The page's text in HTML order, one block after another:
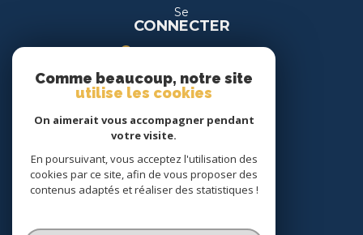
Se
CONNECTER
espace location
Nous
SUIVRE
Comme beaucoup, notre site
utilise les cookies
On aimerait vous accompagner pendant
votre visite.
En poursuivant, vous acceptez l'utilisation des
cookies par ce site, afin de vous proposer des
contenus adaptés et réaliser des statistiques !